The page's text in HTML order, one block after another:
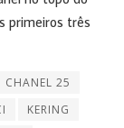
primeiros três
CHANEL 25
KERING